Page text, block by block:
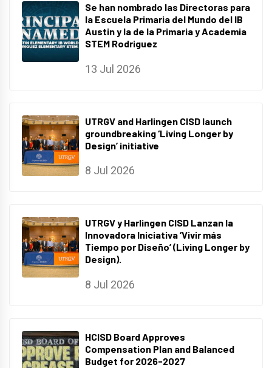
Se han nombrado las Directoras para
la Escuela Primaria del Mundo del IB
Austin y la de la Primaria y Academia
STEM Rodriguez
13 Jul 2026
UTRGV and Harlingen CISD launch
groundbreaking ‘Living Longer by
Design’ initiative
8 Jul 2026
UTRGV y Harlingen CISD Lanzan la
Innovadora Iniciativa ‘Vivir más
Tiempo por Diseño’ (Living Longer by
Design).
8 Jul 2026
HCISD Board Approves
Compensation Plan and Balanced
Budget for 2026-2027